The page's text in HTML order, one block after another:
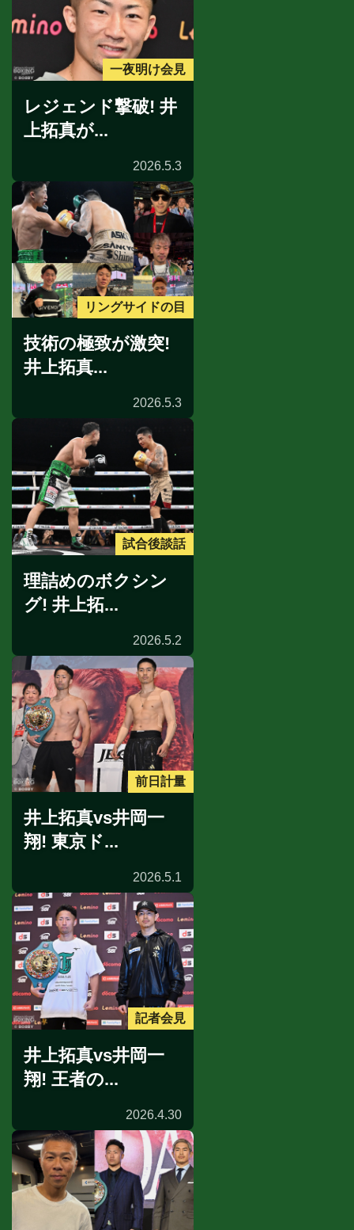
一夜明け会見
レジェンド撃破! 井
上拓真が...
2026.5.3
リングサイドの目
技術の極致が激突!
井上拓真...
2026.5.3
試合後談話
理詰めのボクシン
グ! 井上拓...
2026.5.2
前日計量
井上拓真vs井岡一
翔! 東京ド...
2026.5.1
記者会見
井上拓真vs井岡一
翔! 王者の...
2026.4.30